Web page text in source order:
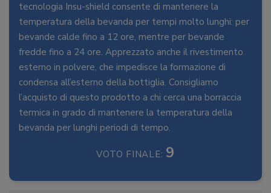
tecnologia Insu-shield consente di mantenere la
temperatura della bevanda per tempi molto lunghi: per
bevande calde fino a 12 ore, mentre per bevande
fredde fino a 24 ore. Apprezzato anche il rivestimento
esterno in polvere, che impedisce la formazione di
condensa all’esterno della bottiglia. Consigliamo
l’acquisto di questo prodotto a chi cerca una borraccia
termica in grado di mantenere la temperatura della
bevanda per lunghi periodi di tempo.
VOTO FINALE: 9